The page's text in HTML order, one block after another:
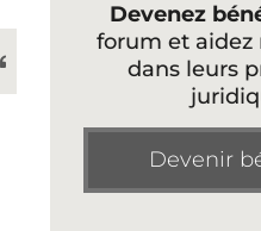
Devenez
forum et aidez
dans leurs
Devenir